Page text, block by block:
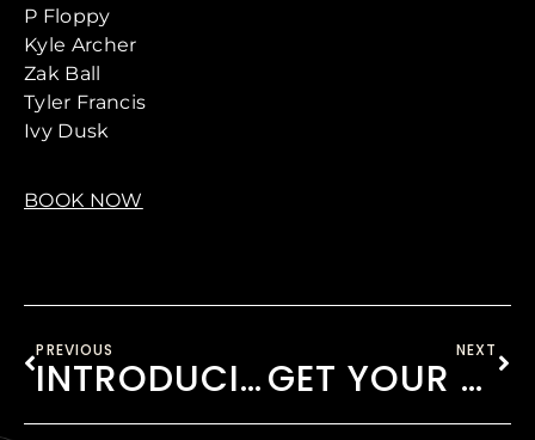
P Floppy
Kyle Archer
Zak Ball
Tyler Francis
Ivy Dusk
BOOK NOW
PREVIOUS
INTRODUCING EDMB CAMP VILLAGE
NEXT
GET YOUR TICKET TO EDMB FESTIVAL 2020